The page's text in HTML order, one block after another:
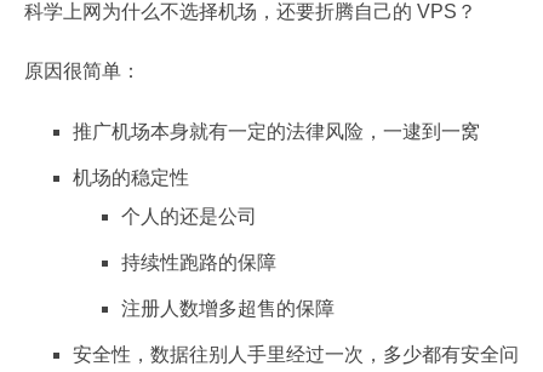
科学上网为什么不选择机场，还要折腾自己的 VPS？
原因很简单：
推广机场本身就有一定的法律风险，一逮到一窝
机场的稳定性
个人的还是公司
持续性跑路的保障
注册人数增多超售的保障
安全性，数据往别人手里经过一次，多少都有安全问